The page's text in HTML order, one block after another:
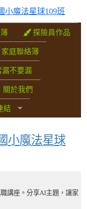
探險員作品
家庭聯絡簿
不要漏
關於我們
結
小魔法星球
AI主題，讓家
【